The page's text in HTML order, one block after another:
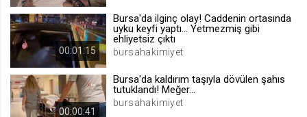
.web.tv
İsimsiz ziyaretçi için site içeriği
beğenmeme
00:01:15
Bursa'da ilginç olay! Caddenin ortasında
uyku keyfi yaptı... Yetmezmiş gibi
ehliyetsiz çıktı
bursahakimiyet
00:00:41
Bursa'da kaldırım taşıyla dövülen şahıs
tutuklandı! Meğer...
bursahakimiyet